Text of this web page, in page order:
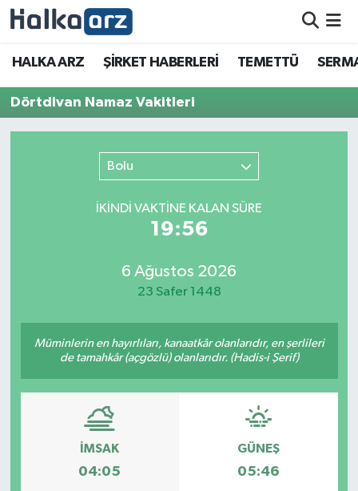
HALKA ARZ ŞİRKET HABERLERİ TEMETTÜ
Dörtdivan Namaz Vakitleri
Bolu
İKINDI VAKTİNE KALAN SÜRE
19:56
6 Ağustos 2026
23 Safer 1448
Müminlerin en hayırlıları, kanaatkâr olanlarıdır, en şerlileri
de tamahkâr (açgözlü) olanlarıdır. (Hadis-i Şerif)
İMSAK
04:05
GÜNEŞ
05:46
HALKA ARZ
SERMAYE ARTIRIMI
TEMETTÜ